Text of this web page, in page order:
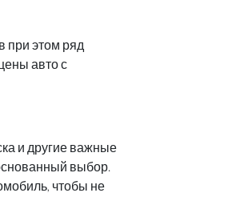
при этом ряд
авто с
и другие важные
выбор.
чтобы не